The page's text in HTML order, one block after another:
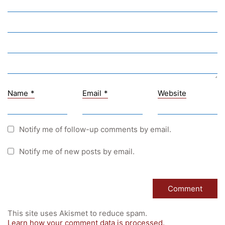
Name * Email * Website
Notify me of follow-up comments by email.
Notify me of new posts by email.
This site uses Akismet to reduce spam.
Learn how your comment data is processed.
UNESCO Schulen
Young Science
Schulkennzahl: 601256
UID: ATU 629 21 556
Einkäufergr für E-Rechnungen: V45